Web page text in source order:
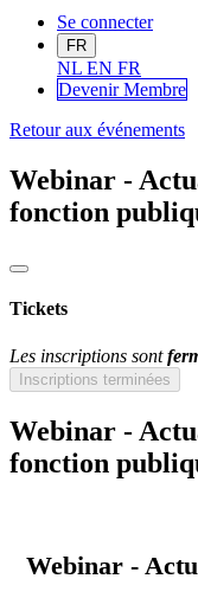
Se connecter
FR
NL EN FR
Devenir Membre
Retour aux événements
Webinar -
fonction
Tickets
Les inscriptions sont
Inscriptions terminées
Webinar -
fonction
Webinar -